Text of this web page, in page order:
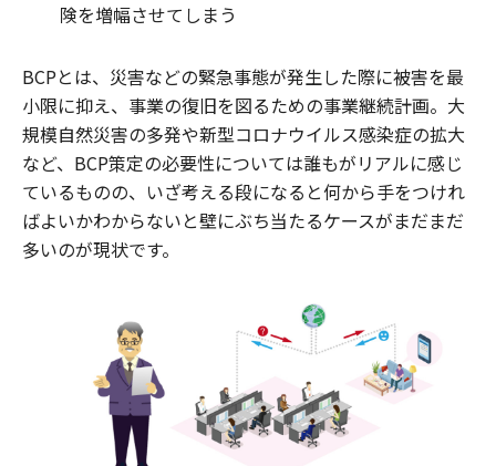
険を増幅させてしまう
BCPとは、災害などの緊急事態が発生した際に被害を最
小限に抑え、事業の復旧を図るための事業継続計画。大
規模自然災害の多発や新型コロナウイルス感染症の拡大
など、BCP策定の必要性については誰もがリアルに感じ
ているものの、いざ考える段になると何から手をつけれ
ばよいかわからないと壁にぶち当たるケースがまだまだ
多いのが現状です。